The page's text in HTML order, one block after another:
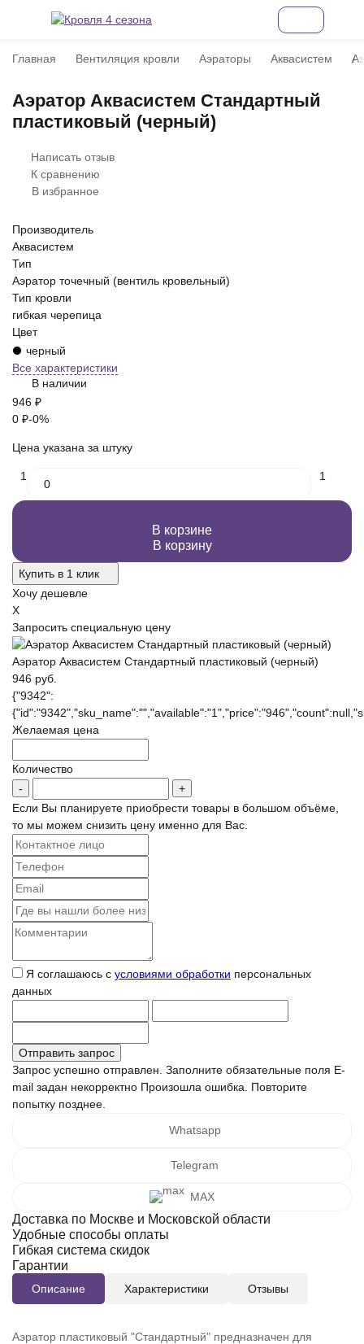
Главная Вентиляция кровли Аэраторы Аквасистем
Аэратор Аквасистем Стандартный
пластиковый (черный)
Написать отзыв
К сравнению
В избранное
Производитель
Аквасистем
Тип
Аэратор точечный (вентиль кровельный)
Тип кровли
гибкая черепица
Цвет
черный
Все характеристики
В наличии
946 ₽
0 ₽-0%
Цена указана за штуку
1 1
В корзине
В корзину
Купить в 1 клик
Хочу дешевле
X
Запросить специальную цену
Аэратор Аквасистем Стандартный пластиковый (черный)
946 руб.
{"9342":
Желаемая цена
Количество
Если Вы планируете приобрести товары в большом объёме,
то мы можем снизить цену именно для Вас.
Я соглашаюсь с условиями обработки персональных
данных
Запрос успешно отправлен. Заполните обязательные поля E-
mail задан некорректно Произошла ошибка. Повторите
попытку позднее.
Whatsapp
Telegram
MAX
Доставка по Москве и Московской области
Удобные способы оплаты
Гибкая система скидок
Гарантии
Описание Характеристики Отзывы
Аэратор пластиковый "Стандартный" предназначен для